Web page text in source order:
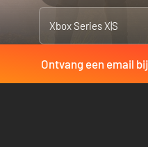
Xbox Series X|S
Ontvang een email